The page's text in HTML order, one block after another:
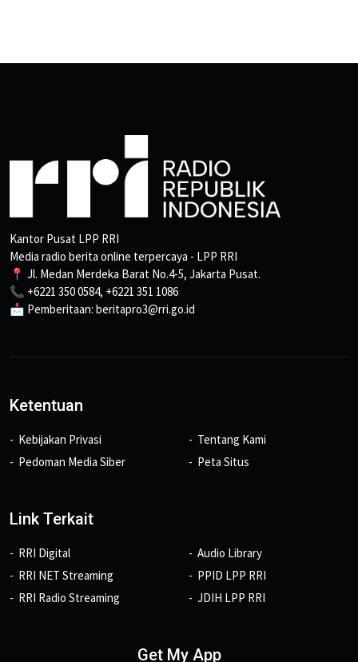
Kantor Pusat LPP RRI
Media radio berita online terpercaya - LPP RRI
📍 Jl. Medan Merdeka Barat No.4-5, Jakarta Pusat.
📞 +6221 350 0584, +6221 351 1086
📩 Pemberitaan: beritapro3@rri.go.id
Ketentuan
Kebijakan Privasi
Pedoman Media Siber
Tentang Kami
Peta Situs
Link Terkait
RRI Digital
RRI NET Streaming
RRI Radio Streaming
Audio Library
PPID LPP RRI
JDIH LPP RRI
Get My App